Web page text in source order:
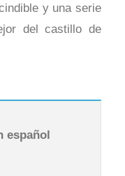
y una serie
del castillo de
español